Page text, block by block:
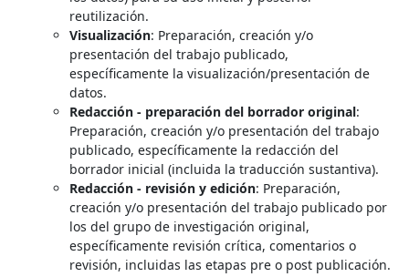
reutilización.
Visualización: Preparación, creación y/o
presentación del trabajo publicado,
específicamente la visualización/presentación de
datos.
Redacción - preparación del borrador original:
Preparación, creación y/o presentación del trabajo
publicado, específicamente la redacción del
borrador inicial (incluida la traducción sustantiva).
Redacción - revisión y edición: Preparación,
creación y/o presentación del trabajo publicado por
los del grupo de investigación original,
específicamente revisión crítica, comentarios o
revisión, incluidas las etapas pre o post publicación.